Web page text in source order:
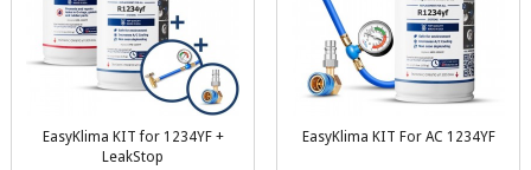
EasyKlima KIT for 1234YF +
LeakStop
EasyKlima KIT For AC 1234YF